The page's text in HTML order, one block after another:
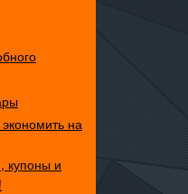
на
купоны и